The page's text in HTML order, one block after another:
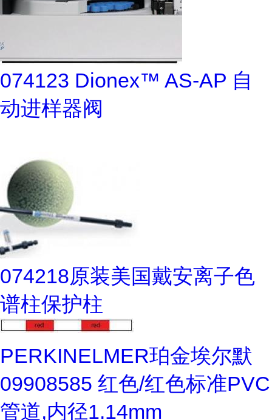
074123 Dionex™ AS-AP 自
动进样器阀
074218原装美国戴安离子色
谱柱保护柱
PERKINELMER珀金埃尔默
09908585 红色/红色标准PVC
管道,内径1.14mm